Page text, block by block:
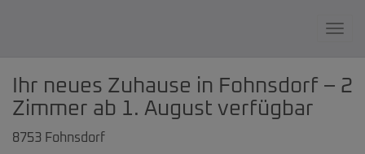
Ihr neues Zuhause in Fohnsdorf – 2
Zimmer ab 1. August verfügbar
8753 Fohnsdorf